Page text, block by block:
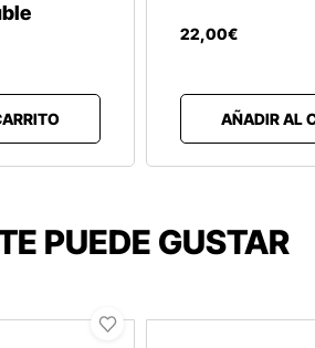
22,00€
AÑADIR AL
PUEDE GUSTAR